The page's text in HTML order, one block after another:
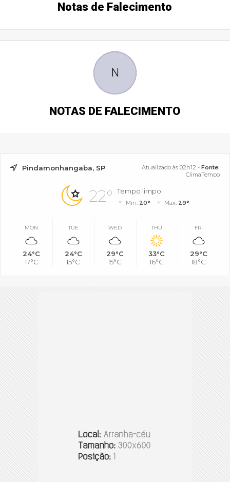
Notas de Falecimento
N
NOTAS DE FALECIMENTO
Pindamonhangaba, SP Atualizado às 02h12 - Fonte:
ClimaTempo
22° Tempo limpo
Mín. 20° Máx. 29°
MON
24°C
17°C
TUE
24°C
15°C
WED
29°C
15°C
THU
33°C
16°C
FRI
29°C
18°C